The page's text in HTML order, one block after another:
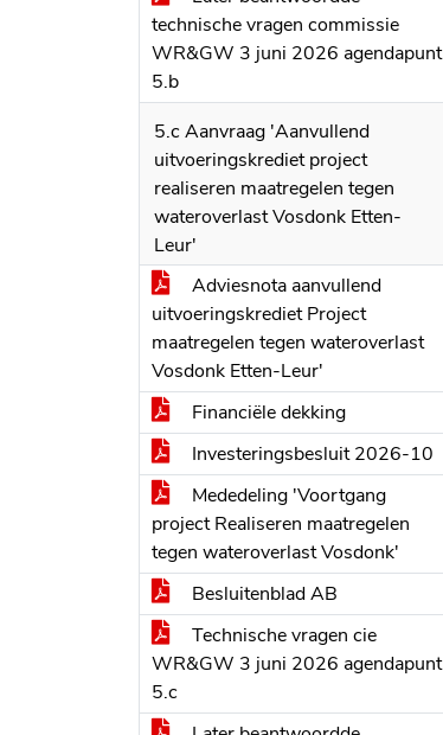
technische vragen commissie
WR&GW 3 juni 2026 agendapunt
5.b
5.c Aanvraag 'Aanvullend
uitvoeringskrediet project
realiseren maatregelen tegen
wateroverlast Vosdonk Etten-
Leur'
Adviesnota aanvullend
uitvoeringskrediet Project
maatregelen tegen wateroverlast
Vosdonk Etten-Leur'
Financiële dekking
Investeringsbesluit 2026-10
Mededeling 'Voortgang
project Realiseren maatregelen
tegen wateroverlast Vosdonk'
Besluitenblad AB
Technische vragen cie
WR&GW 3 juni 2026 agendapunt
5.c